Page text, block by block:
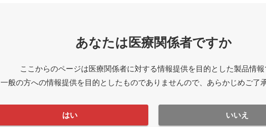
あなたは医療関係者ですか
ここからのページは医療関係者に対する情報提供を目的とした製品情報
一般の方への情報提供を目的としたものでありませんので、あらかじめご了
はい いいえ